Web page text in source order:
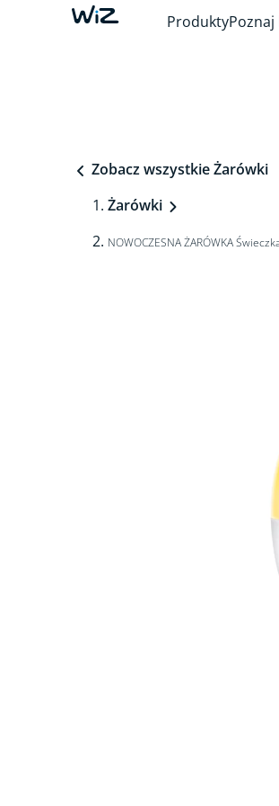
Produkty
Zobacz wszystkie Żarówki
Żarówki
NOWOCZESNA ŻARÓWKA